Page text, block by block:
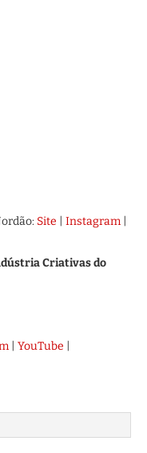
Site Instagram
Criativas do
YouTube